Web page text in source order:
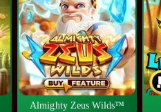
Almighty Zeus Wilds™